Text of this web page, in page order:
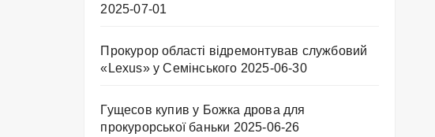
2025-07-01
Прокурор області відремонтував службовий
«Lexus» у Семінського 2025-06-30
Гущесов купив у Божка дрова для
прокурорської баньки 2025-06-26